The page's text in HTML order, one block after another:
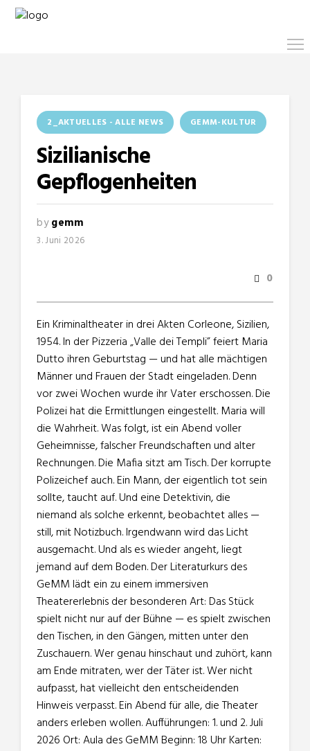
2_AKTUELLES - ALLE NEWS GEMM-KULTUR
Sizilianische
Gepflogenheiten
bygemm
3. Juni 2026
0
Ein Kriminaltheater in drei Akten Corleone, Sizilien,
1954. In der Pizzeria „Valle dei Templi” feiert Maria
Dutto ihren Geburtstag — und hat alle mächtigen
Männer und Frauen der Stadt eingeladen. Denn
vor zwei Wochen wurde ihr Vater erschossen. Die
Polizei hat die Ermittlungen eingestellt. Maria will
die Wahrheit. Was folgt, ist ein Abend voller
Geheimnisse, falscher Freundschaften und alter
Rechnungen. Die Mafia sitzt am Tisch. Der korrupte
Polizeichef auch. Ein Mann, der eigentlich tot sein
sollte, taucht auf. Und eine Detektivin, die
niemand als solche erkennt, beobachtet alles —
still, mit Notizbuch. Irgendwann wird das Licht
ausgemacht. Und als es wieder angeht, liegt
jemand auf dem Boden. Der Literaturkurs des
GeMM lädt ein zu einem immersiven
Theatererlebnis der besonderen Art: Das Stück
spielt nicht nur auf der Bühne — es spielt zwischen
den Tischen, in den Gängen, mitten unter den
Zuschauern. Wer genau hinschaut und zuhört, kann
am Ende mitraten, wer der Täter ist. Wer nicht
aufpasst, hat vielleicht den entscheidenden
Hinweis verpasst. Ein Abend für alle, die Theater
anders erleben wollen. Aufführungen: 1. und 2. Juli
2026 Ort: Aula des GeMM Beginn: 18 Uhr Karten: